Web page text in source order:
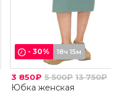
-30% 18ч 15м
3 850₽ 5 500₽ 13 750₽
Юбка женская